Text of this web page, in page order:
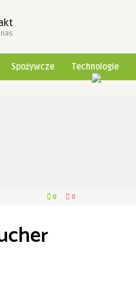
Spożywcze Technologie
0 0